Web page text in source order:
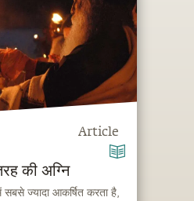
Article
की अग्नि
ज्यादा आकर्षित करता है,